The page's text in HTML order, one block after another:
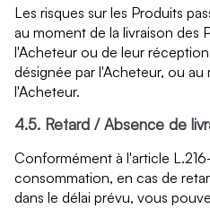
Les risques sur les Produits
au moment de la livraison des
l'Acheteur ou de leur
désignée par l'Acheteur, ou
l'Acheteur.
4.5. Retard / Absence de
Conformément à l'article
consommation, en cas de
dans le délai prévu, vous